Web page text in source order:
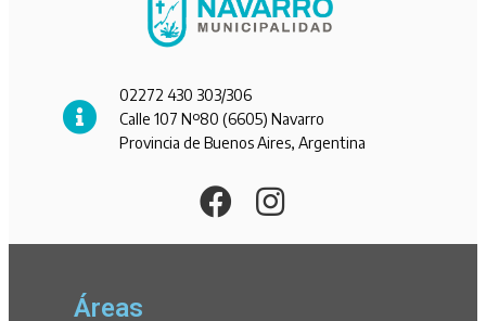
02272 430 303/306
Calle 107 Nº80 (6605) Navarro
Provincia de Buenos Aires, Argentina
Áreas